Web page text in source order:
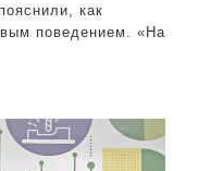
врач
как
поведением. «На